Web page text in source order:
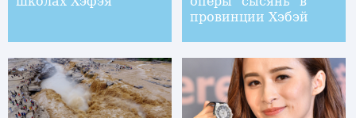
провинции Хэбэй